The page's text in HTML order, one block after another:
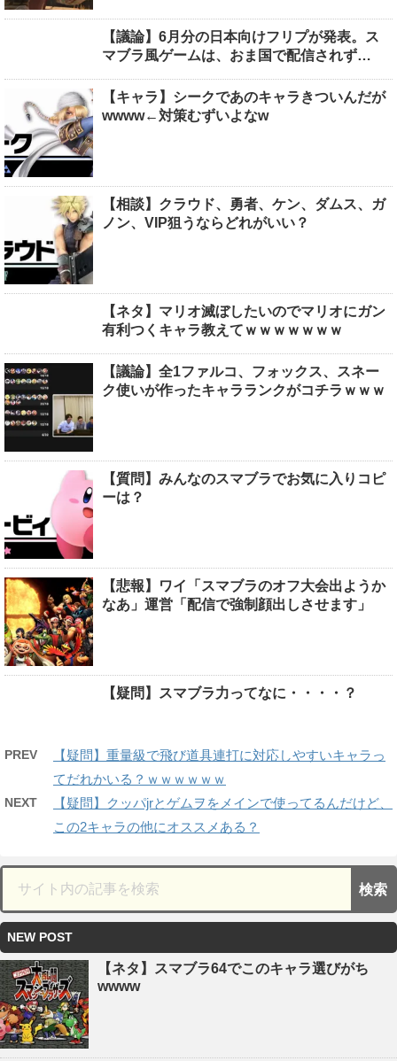
【議論】6月分の日本向けフリプが発表。ス
マブラ風ゲームは、おま国で配信されず…
【キャラ】シークであのキャラきついんだが
wwww←対策むずいよなw
【相談】クラウド、勇者、ケン、ダムス、ガ
ノン、VIP狙うならどれがいい？
【ネタ】マリオ滅ぼしたいのでマリオにガン
有利つくキャラ教えてｗｗｗｗｗｗｗ
【議論】全1ファルコ、フォックス、スネー
ク使いが作ったキャラランクがコチラｗｗｗ
【質問】みんなのスマブラでお気に入りコピ
ーは？
【悲報】ワイ「スマブラのオフ大会出ようか
なあ」運営「配信で強制顔出しさせます」
【疑問】スマブラ力ってなに・・・・？
PREV
【疑問】重量級で飛び道具連打に対応しやすいキャラっ
てだれかいる？ｗｗｗｗｗｗ
NEXT
【疑問】クッパjrとゲムヲをメインで使ってるんだけど、
この2キャラの他にオススメある？
NEW POST
【ネタ】スマブラ64でこのキャラ選びがち
wwww